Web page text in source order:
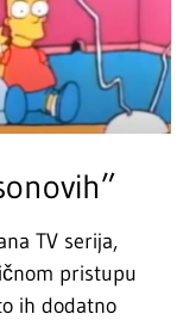
TV serija,
pristupu
ih dodatno